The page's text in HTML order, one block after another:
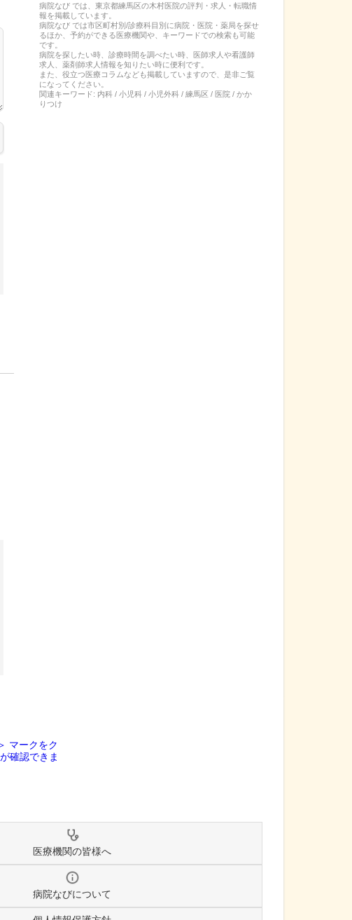
病院なび では、 東京都練馬区の木村医院の評判・求人・転職情
報を掲載しています。
病院なび では市区町村別/診療科目別に病院・医院・薬局を探せ
るほか、予約ができる医療機関や、キーワードでの検索も可能
です。
病院を探したい時、診療時間を調べたい時、医師求人や看護師
求人、薬剤師求人情報を知りたい時に便利です。
また、役立つ医療コラムなども掲載していますので、是非ご覧
になってください。
関連キーワード: 内科 / 小児科 / 小児外科 / 練馬区 / 医院 / かか
りつけ
医療機関の皆様へ
病院なびについて